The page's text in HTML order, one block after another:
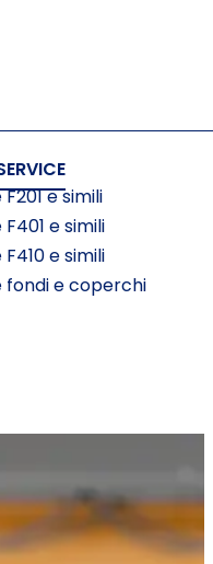
e simili
e simili
e simili
e coperchi